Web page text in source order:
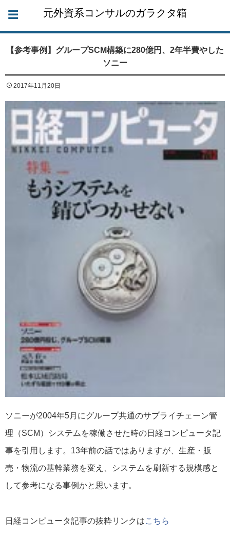
元外資系コンサルのガラクタ箱
【参考事例】グループSCM構築に280億円、2年半費やした
ソニー
2017年11月20日
ソニーが2004年5月にグループ共通のサプライチェーン管
理（SCM）システムを稼働させた時の日経コンピュータ記
事を引用します。13年前の話ではありますが、生産・販
売・物流の基幹業務を変え、システムを刷新する規模感と
して参考になる事例かと思います。
日経コンピュータ記事の抜粋リンクはこちら